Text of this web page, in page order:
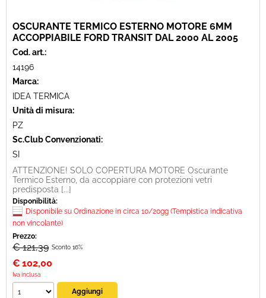
OSCURANTE TERMICO ESTERNO MOTORE 6MM
ACCOPPIABILE FORD TRANSIT DAL 2000 AL 2005
Cod. art.:
14196
Marca:
IDEA TERMICA
Unità di misura:
PZ
Sc.Club Convenzionati:
SI
ATTENZIONE! SOLO COPERTURA MOTORE Oscurante
Termico Esterno, da accoppiare con protezioni vetri
predisposta [...]
Disponibilità:
Disponibile su Ordinazione in circa 10/20gg (Tempistica indicativa
non vincolante)
Prezzo:
€ 121,39 Sconto 16%
€ 102,00
Iva inclusa